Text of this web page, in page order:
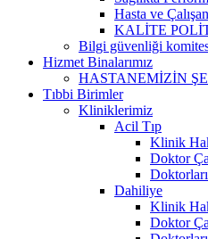
Hasta ve
KALİTE
Bilgi güvenliği
Hizmet Binalarımız
HASTANEMİZİN
Tıbbi Birimler
Kliniklerimiz
Acil Tıp
Klinik
Doktor
Dahiliye
Klinik
Doktor